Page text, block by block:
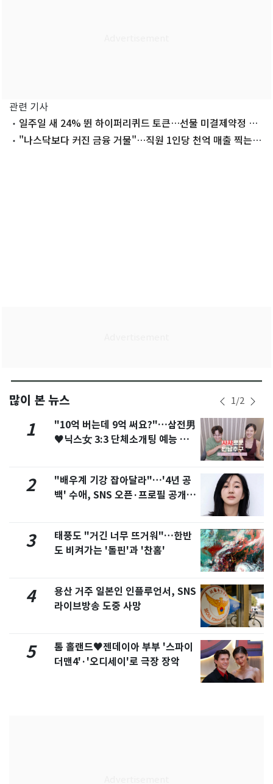
관련 기사
일주일 새 24% 뛴 하이퍼리퀴드 토큰…선물 미결제약정 규
모 증가
"나스닥보다 커진 금융 거물"…직원 1인당 천억 매출 찍는
많이 본 뉴스 1/2
1
"10억 버는데 9억 써요?"…삼전男
♥닉스女 3:3 단체소개팅 예능 화
2
"배우계 기강 잡아달라"…'4년 공
백' 수애, SNS 오픈·프로필 공개
3
태풍도 "거긴 너무 뜨거워"…한반
도 비켜가는 '돌핀'과 '찬홈'
4
용산 거주 일본인 인플루언서, SNS
라이브방송 도중 사망
5
톰 홀랜드♥젠데이아 부부 '스파이
더맨4'·'오디세이'로 극장 장악